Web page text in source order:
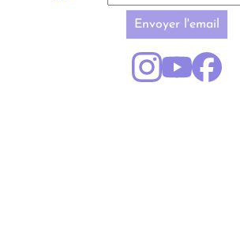
Envoyer l'email